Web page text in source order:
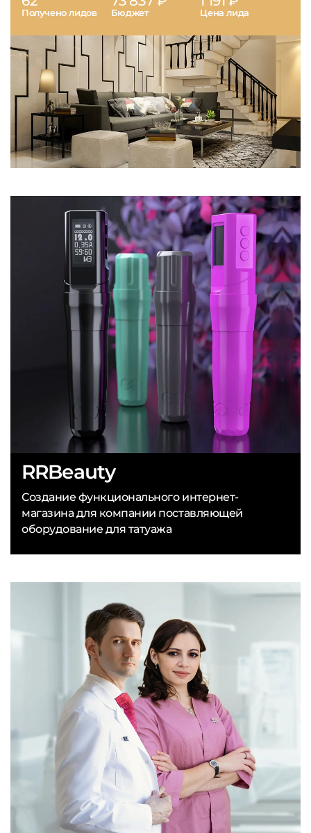
Получено лидов Бюджет Цена лида
RRBeauty
Создание функционального интернет-
магазина для компании поставляющей
оборудование для татуажа